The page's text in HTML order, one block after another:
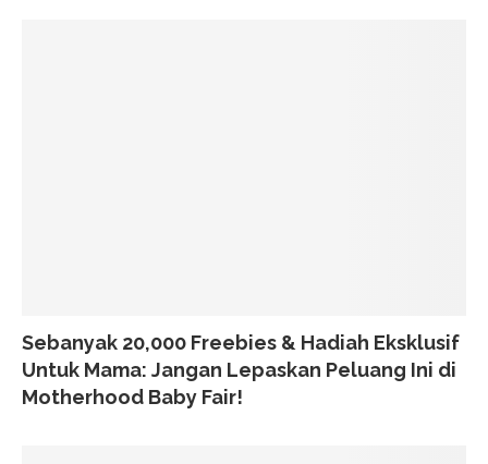
Sebanyak 20,000 Freebies & Hadiah Eksklusif
Untuk Mama: Jangan Lepaskan Peluang Ini di
Motherhood Baby Fair!